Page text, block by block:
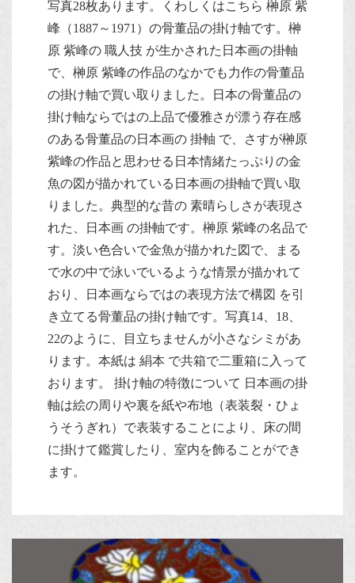
写真28枚あります。くわしくはこちら 榊原 紫
峰（1887～1971）の骨董品の掛け軸です。榊
原 紫峰の 職人技 が生かされた日本画の掛軸
で、榊原 紫峰の作品のなかでも力作の骨董品
の掛け軸で買い取りました。日本の骨董品の
掛け軸ならではの上品で優雅さが漂う存在感
のある骨董品の日本画の 掛軸 で、さすが榊原
紫峰の作品と思わせる日本情緒たっぷりの金
魚の図が描かれている日本画の掛軸で買い取
りました。典型的な昔の 素晴らしさが表現さ
れた、日本画 の掛軸です。榊原 紫峰の名品で
す。淡い色合いで金魚が描かれた図で、まる
で水の中で泳いでいるような情景が描かれて
おり、日本画ならではの表現方法で構図 を引
き立てる骨董品の掛け軸です。写真14、18、
22のように、目立ちませんが小さなシミがあ
ります。本紙は 絹本 で共箱で二重箱に入って
おります。 掛け軸の特徴について 日本画の掛
軸は絵の周りや裏を紙や布地（表装裂・ひょ
うそうぎれ）で表装することにより、床の間
に掛けて鑑賞したり、室内を飾ることができ
ます。